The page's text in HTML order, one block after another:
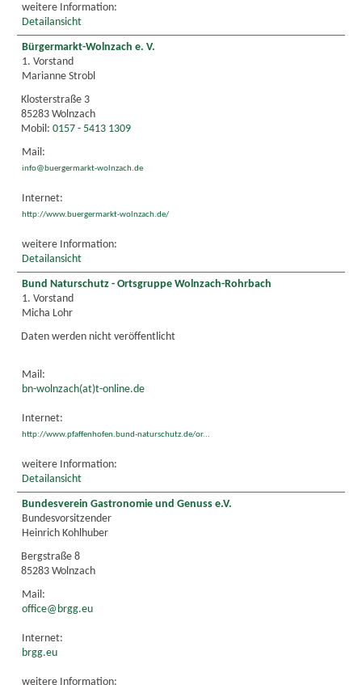
weitere Information:
Detailansicht
Bürgermarkt-Wolnzach e. V.
1. Vorstand
Marianne Strobl
Klosterstraße 3
85283 Wolnzach
Mobil: 0157 - 5413 1309
Mail:
info@buergermarkt-wolnzach.de
Internet:
http://www.buergermarkt-wolnzach.de/
weitere Information:
Detailansicht
Bund Naturschutz - Ortsgruppe Wolnzach-Rohrbach
1. Vorstand
Micha Lohr
Daten werden nicht veröffentlicht
Mail:
bn-wolnzach(at)t-online.de
Internet:
http://www.pfaffenhofen.bund-naturschutz.de/or...
weitere Information:
Detailansicht
Bundesverein Gastronomie und Genuss e.V.
Bundesvorsitzender
Heinrich Kohlhuber
Bergstraße 8
85283 Wolnzach
Mail:
office@brgg.eu
Internet:
brgg.eu
weitere Information: